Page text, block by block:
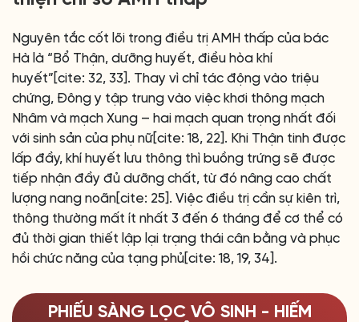
Nguyên tắc cốt lõi trong điều trị AMH thấp của bác
Hà là “Bổ Thận, dưỡng huyết, điều hòa khí
huyết”[cite: 32, 33]. Thay vì chỉ tác động vào triệu
chứng, Đông y tập trung vào việc khơi thông mạch
Nhâm và mạch Xung – hai mạch quan trọng nhất đối
với sinh sản của phụ nữ[cite: 18, 22]. Khi Thận tinh được
lấp đầy, khí huyết lưu thông thì buồng trứng sẽ được
tiếp nhận đầy đủ dưỡng chất, từ đó nâng cao chất
lượng nang noãn[cite: 25]. Việc điều trị cần sự kiên trì,
thông thường mất ít nhất 3 đến 6 tháng để cơ thể có
đủ thời gian thiết lập lại trạng thái cân bằng và phục
hồi chức năng của tạng phủ[cite: 18, 19, 34].
PHIẾU SÀNG LỌC VÔ SINH - HIẾM